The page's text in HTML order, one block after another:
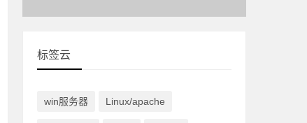
标签云
win服务器 Linux/apache